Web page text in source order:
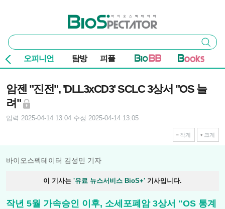
바이오스펙테이터
통
합
검
색
검색
오피니언 탐방 피플
암젠 "진전", 'DLL3xCD3' SCLC 3상서 "OS 늘
려"
입력 2025-04-14 13:04 수정 2025-04-14 13:05
작게 크게
바이오스펙테이터 김성민 기자
이 기사는 '유료 뉴스서비스 BioS+' 기사입니다.
작년 5월 가속승인 이후, 소세포폐암 3상서 "OS 통계